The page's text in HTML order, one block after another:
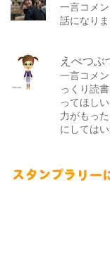
一言コメ
話になりま
えべつぶ
一言コメ
っくり読
ってほし
力がもっ
にしてはい